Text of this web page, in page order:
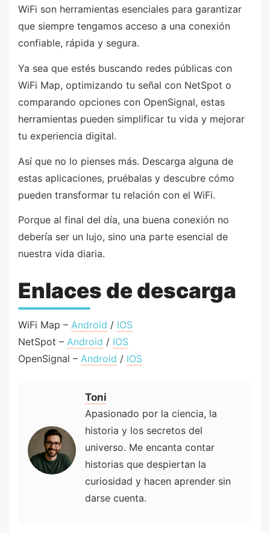
WiFi son herramientas esenciales para garantizar
que siempre tengamos acceso a una conexión
confiable, rápida y segura.
Ya sea que estés buscando redes públicas con
WiFi Map, optimizando tu señal con NetSpot o
comparando opciones con OpenSignal, estas
herramientas pueden simplificar tu vida y mejorar
tu experiencia digital.
Así que no lo pienses más. Descarga alguna de
estas aplicaciones, pruébalas y descubre cómo
pueden transformar tu relación con el WiFi.
Porque al final del día, una buena conexión no
debería ser un lujo, sino una parte esencial de
nuestra vida diaria.
Enlaces de descarga
WiFi Map – Android / IOS
NetSpot – Android / IOS
OpenSignal – Android / IOS
Toni
Apasionado por la ciencia, la
historia y los secretos del
universo. Me encanta contar
historias que despiertan la
curiosidad y hacen aprender sin
darse cuenta.